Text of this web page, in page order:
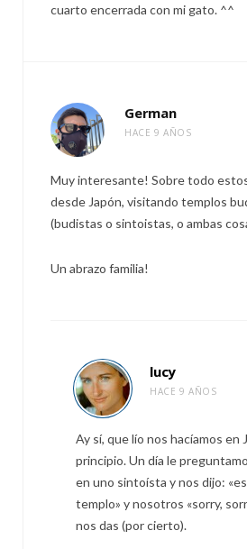
cuarto encerrada con mi gato. ^^
German
HACE 9 AÑOS
Muy interesante! Sobre todo
desde Japón, visitando templos
(budistas o sintoistas, o ambas
Un abrazo familia!
lucy
HACE 9 AÑOS
Ay sí, que lío nos hacíamos en
principio. Un día le
en uno sintoísta y nos dijo:
templo» y nosotros «sorry,
nos das (por cierto).